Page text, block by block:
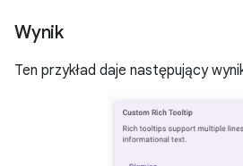
Wynik
Ten przykład daje następujący